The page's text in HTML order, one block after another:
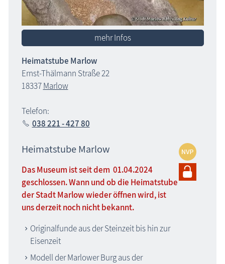
mehr Infos
Heimatstube Marlow
Ernst-Thälmann Straße 22
18337Marlow
Telefon:
038 221 - 427 80
Heimatstube Marlow
Das Museum ist seit dem 01.04.2024
geschlossen. Wann und ob die Heimatstube
der Stadt Marlow wieder öffnen wird, ist
uns derzeit noch nicht bekannt.
Originalfunde aus der Steinzeit bis hin zur
Eisenzeit
Modell der Marlower Burg aus der